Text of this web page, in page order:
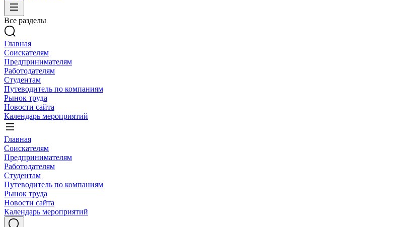
Все разделы
Главная
Соискателям
Предпринимателям
Работодателям
Студентам
Путеводитель по компаниям
Рынок труда
Новости сайта
Календарь мероприятий
Главная
Соискателям
Предпринимателям
Работодателям
Студентам
Путеводитель по компаниям
Рынок труда
Новости сайта
Календарь мероприятий